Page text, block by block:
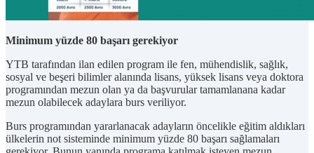
Minimum yüzde 80 başarı gerekiyor
YTB tarafından ilan edilen program ile fen, mühendislik, sağlık,
sosyal ve beşeri bilimler alanında lisans, yüksek lisans veya doktora
programından mezun olan ya da başvurular tamamlanana kadar
mezun olabilecek adaylara burs veriliyor.
Burs programından yararlanacak adayların öncelikle eğitim aldıkları
ülkelerin not sisteminde minimum yüzde 80 başarı sağlamaları